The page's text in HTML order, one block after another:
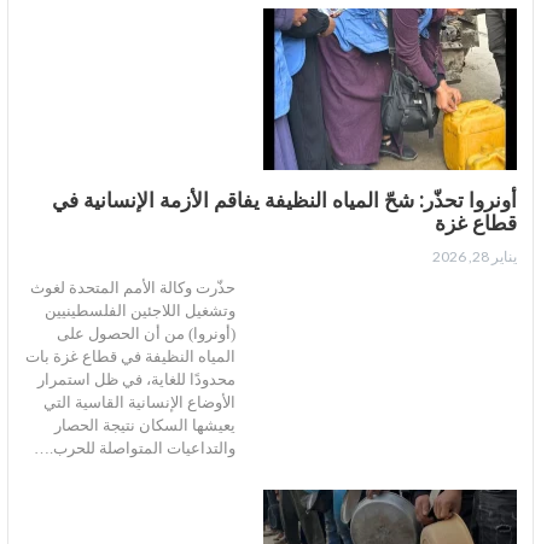
أونروا تحذّر: شحّ المياه النظيفة يفاقم الأزمة الإنسانية في
قطاع غزة
يناير 28, 2026
حذّرت وكالة الأمم المتحدة لغوث
وتشغيل اللاجئين الفلسطينيين
(أونروا) من أن الحصول على
المياه النظيفة في قطاع غزة بات
محدودًا للغاية، في ظل استمرار
الأوضاع الإنسانية القاسية التي
يعيشها السكان نتيجة الحصار
والتداعيات المتواصلة للحرب.…